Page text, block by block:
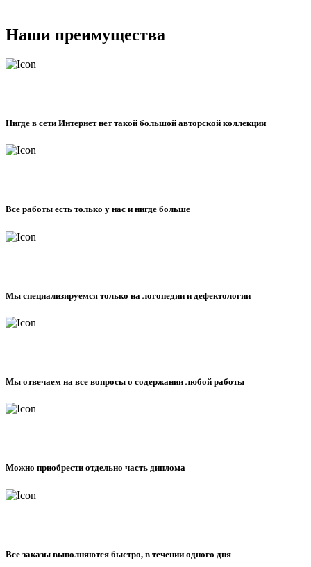
Наши преимущества
Нигде в сети Интернет нет такой большой авторской коллекции
Все работы есть только у нас и нигде больше
Мы специализируемся только на логопедии и дефектологии
Мы отвечаем на все вопросы о содержании любой работы
Можно приобрести отдельно часть диплома
Все заказы выполняются быстро, в течении одного дня